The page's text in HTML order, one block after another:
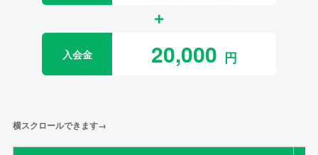
入会金 20,000
横スクロールできます→